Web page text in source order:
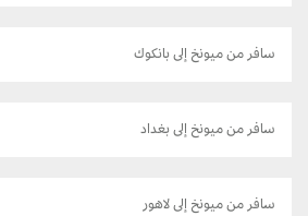
سافر من ميونخ إلى بانكوك
سافر من ميونخ إلى بغداد
سافر من ميونخ إلى لاهور